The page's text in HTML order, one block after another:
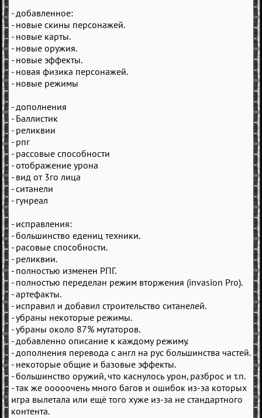
- добавленное:
- новые скины персонажей.
- новые карты.
- новые оружия.
- новые эффекты.
- новая физика персонажей.
- новые режимы
- дополнения
- Баллистик
- реликвии
- рпг
- рассовые способности
- отображение урона
- вид от 3го лица
- ситанели
- гунреал
- исправления:
- большинство едениц техники.
- расовые способности.
- реликвии.
- полностью изменен РПГ.
- полностью переделан режим вторжения (invasion Pro).
- артефакты.
- исправил и добавил строительство ситанелей.
- убраны некоторые режимы.
- убраны около 87% мутаторов.
- добавленно описание к каждому режиму.
- дополнения перевода с англ на рус большинства частей.
- некоторые общие и базовые эффекты.
- большинство оружий, что каснулось урон, разброс и т.п.
- так же ооооочень много багов и ошибок из-за которых
игра вылетала или ещё того хуже из-за не стандартного
контента.